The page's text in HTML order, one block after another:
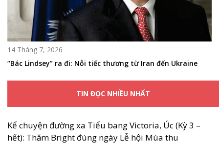
14 Tháng 7, 2026
“Bác Lindsey” ra đi: Nỗi tiếc thương từ Iran đến Ukraine
TIN ĐỌC NHIỀU NHẤT
Kể chuyện đường xa Tiểu bang Victoria, Úc (Kỳ 3 –
hết): Thăm Bright đúng ngày Lễ hội Mùa thu